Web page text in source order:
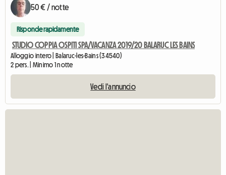
50 € / notte
Risponde rapidamente
STUDIO COPPIA OSPITI SPA/VACANZA 2019/20 BALARUC LES BAINS
Alloggio intero | Balaruc-les-Bains (34540)
2 pers. | Minimo 1 notte
Vedi l'annuncio